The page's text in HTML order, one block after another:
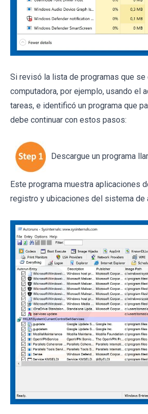
Si revisó la lista de programas que se
computadora, por ejemplo, usando el
tareas, e identificó un programa que
debe continuar con estos pasos:
Descargue un programa
Este programa muestra aplicaciones
registro y ubicaciones del sistema de